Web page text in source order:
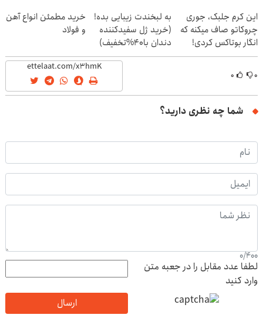
این کرم جلبک، جوری
چروکاتو صاف میکنه که
انگار بوتاکس کردی!
(تخفیف ویژه)
به لبخندت زیبایی بده!
(خرید ژل سفیدکننده
دندان با40%تخفیف)
خرید مطمئن انواع آهن
و فولاد
۰ ۰
شما چه نظری دارید؟
0/400
لطفا عدد مقابل را در جعبه متن
وارد کنید
ارسال